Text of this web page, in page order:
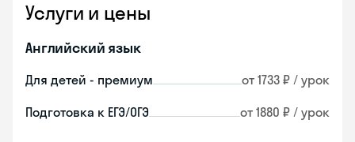
Услуги и цены
Английский язык
Для детей - премиум от 1733 ₽ / урок
Подготовка к ЕГЭ/ОГЭ от 1880 ₽ / урок